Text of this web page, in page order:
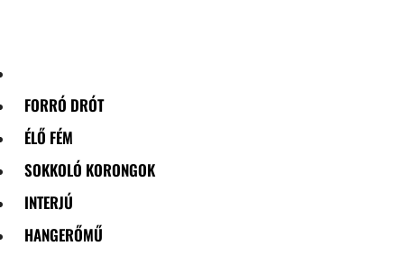
FORRÓ DRÓT
ÉLŐ FÉM
SOKKOLÓ KORONGOK
INTERJÚ
HANGERŐMŰ